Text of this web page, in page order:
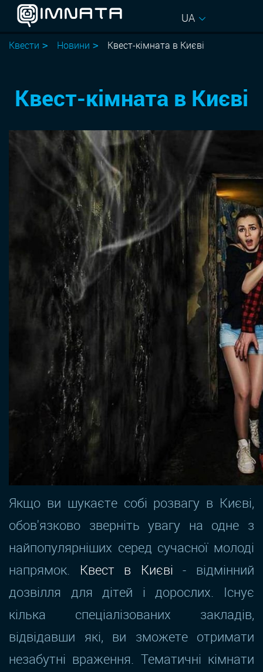
UA
Квести Новини Квест-кімната в Києві
Квест-кімната в Києві
Якщо ви шукаєте собі розвагу в Києві,
обов'язково зверніть увагу на одне з
найпопулярніших серед сучасної молоді
напрямок. Квест в Києві - відмінний
дозвілля для дітей і дорослих. Існує
кілька спеціалізованих закладів,
відвідавши які, ви зможете отримати
незабутні враження. Тематичні кімнати